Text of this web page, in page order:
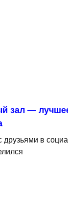
зал —
друзьями в